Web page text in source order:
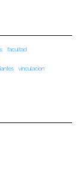
facultad
vinculacion